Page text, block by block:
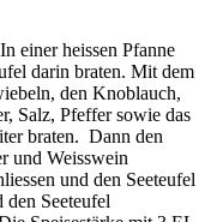
einer heissen Pfanne
darin braten. Mit dem
den Knoblauch,
Salz, Pfeffer sowie das
braten. Dann den
und Weisswein
und den Seeteufel
den Seeteufel